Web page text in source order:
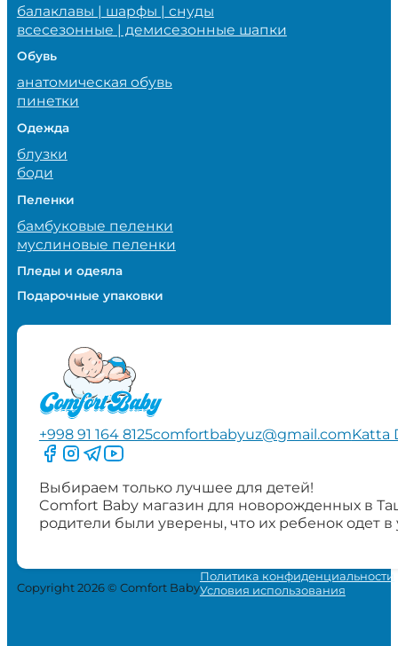
балаклавы | шарфы | снуды
всесезонные | демисезонные шапки
Обувь
анатомическая обувь
пинетки
Одежда
блузки
боди
Пеленки
бамбуковые пеленки
муслиновые пеленки
Пледы и одеяла
Подарочные упаковки
+998 91 164 8125comfortbabyuz@gmail.comKatta
Следите за нами на Facebook
Следите за нами в Instagram
Следите за нами в Telegram
Следите за нами в YouTube
Выбираем только лучшее для детей!
Comfort Baby магазин для новорожденных в
родители были уверены, что их ребенок одет
Copyright 2026 © Comfort Baby
Политика конфиденциальности
Условия использования